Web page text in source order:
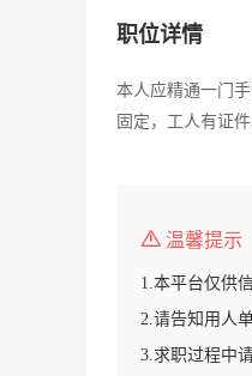
职位详情
本人应精通一门
固定，工人有证
温馨提示
1.本平台仅供
2.请告知用人
3.求职过程中